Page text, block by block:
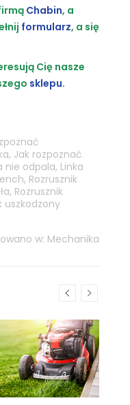
Chabin, a
formularz, a się
Cię nasze
sklepu.
, Jak rozpoznać
nie odpala, Linka
, Rozrusznik
, Rozrusznik
uszkodzony
w: Mechanika